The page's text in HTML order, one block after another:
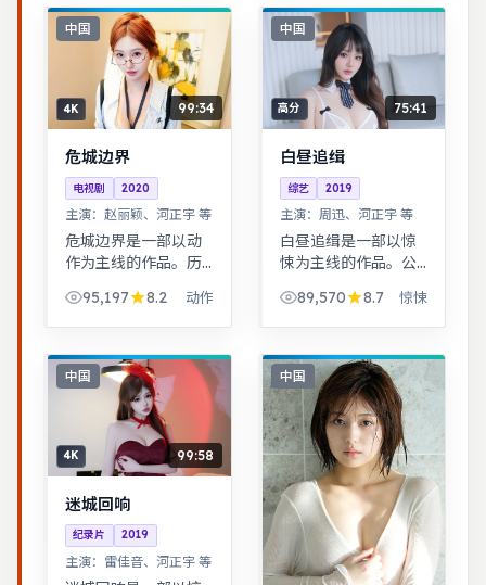
演克制而富有张力。
此，笑泪交织的成长
故事。
中国
4K 99:34
危城边界
电视剧 2020
主演： 赵丽颖、河正宇 等
危城边界是一部以动
作为主线的作品。历
运，细节考究，叙事
沉稳。根据真实事件
演克制而富有张力。
95,197 8.2 动作
中国
高分 75:41
白昼追缉
综艺 2019
主演： 周迅、河正宇 等
白昼追缉是一部以惊
悚为主线的作品。公
遇，配乐与风景共同
构成情绪主线。都市
走近彼此，笑泪交织
的成长故事。
89,570 8.7 惊悚
中国
4K 99:58
迷城回响
纪录片 2019
主演： 雷佳音、河正宇 等
中国